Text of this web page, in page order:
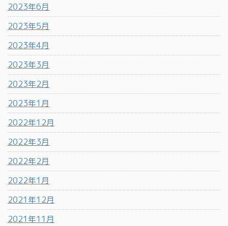
2023年6月
2023年5月
2023年4月
2023年3月
2023年2月
2023年1月
2022年12月
2022年3月
2022年2月
2022年1月
2021年12月
2021年11月